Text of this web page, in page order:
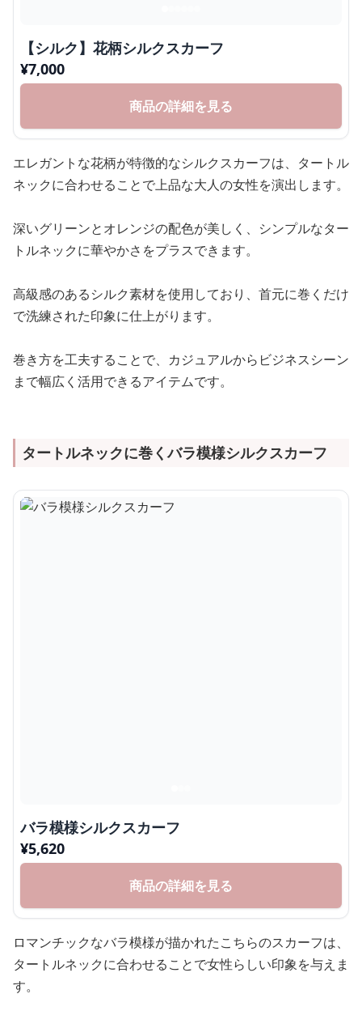
【シルク】花柄シルクスカーフ
¥7,000
商品の詳細を見る
エレガントな花柄が特徴的なシルクスカーフは、タートル
ネックに合わせることで上品な大人の女性を演出します。
深いグリーンとオレンジの配色が美しく、シンプルなター
トルネックに華やかさをプラスできます。
高級感のあるシルク素材を使用しており、首元に巻くだけ
で洗練された印象に仕上がります。
巻き方を工夫することで、カジュアルからビジネスシーン
まで幅広く活用できるアイテムです。
タートルネックに巻くバラ模様シルクスカーフ
バラ模様シルクスカーフ
¥5,620
商品の詳細を見る
ロマンチックなバラ模様が描かれたこちらのスカーフは、
タートルネックに合わせることで女性らしい印象を与えま
す。